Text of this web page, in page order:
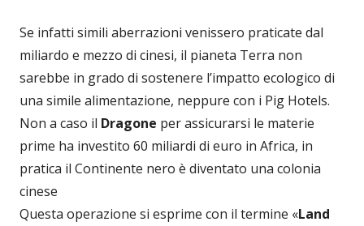
Se infatti simili aberrazioni venissero praticate dal
miliardo e mezzo di cinesi, il pianeta Terra non
sarebbe in grado di sostenere l’impatto ecologico di
una simile alimentazione, neppure con i Pig Hotels.
Non a caso il Dragone per assicurarsi le materie
prime ha investito 60 miliardi di euro in Africa, in
pratica il Continente nero è diventato una colonia
cinese
Questa operazione si esprime con il termine «Land